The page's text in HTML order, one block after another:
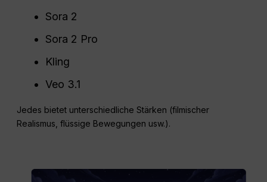
Sora 2
Sora 2 Pro
Kling
Veo 3.1
Jedes bietet unterschiedliche Stärken (filmischer
Realismus, flüssige Bewegungen usw.).